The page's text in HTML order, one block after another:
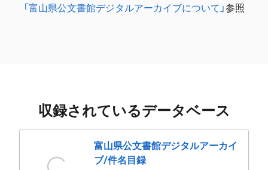
「富山県公文書館デジタルアーカイブについて」参照
収録されているデータベース
富山県公文書館デジタルアーカイ
ブ/件名目録